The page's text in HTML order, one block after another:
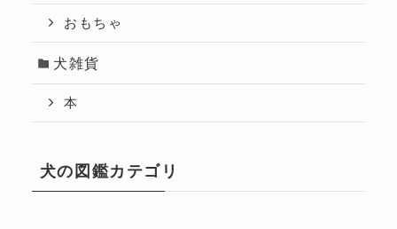
おもちゃ
犬雑貨
本
犬の図鑑カテゴリ